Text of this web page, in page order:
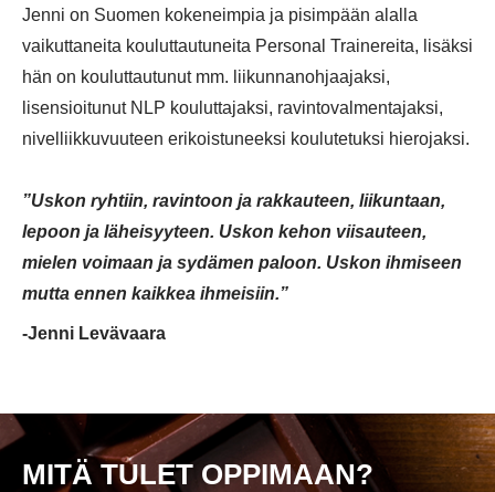
Jenni on Suomen kokeneimpia ja pisimpään alalla
vaikuttaneita kouluttautuneita Personal Trainereita, lisäksi
hän on kouluttautunut mm. liikunnanohjaajaksi,
lisensioitunut NLP kouluttajaksi, ravintovalmentajaksi,
nivelliikkuvuuteen erikoistuneeksi koulutetuksi hierojaksi.
”Uskon ryhtiin, ravintoon ja rakkauteen, liikuntaan,
lepoon ja läheisyyteen. Uskon kehon viisauteen,
mielen voimaan ja sydämen paloon. Uskon ihmiseen
mutta ennen kaikkea ihmeisiin.”
-Jenni Levävaara
MITÄ TULET OPPIMAAN?